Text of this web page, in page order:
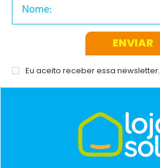
ENVIAR
Eu aceito receber essa newsletter.